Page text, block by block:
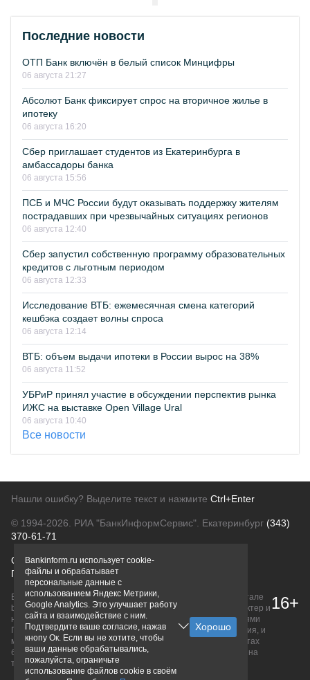
Последние новости
ОТП Банк включён в белый список Минцифры
06 августа 21:27
Абсолют Банк фиксирует спрос на вторичное жилье в
ипотеку
06 августа 16:20
Сбер приглашает студентов из Екатеринбурга в
амбассадоры банка
06 августа 15:56
ПСБ и МЧС России будут оказывать поддержку жителям
пострадавших при чрезвычайных ситуациях регионов
06 августа 12:40
Сбер запустил собственную программу образовательных
кредитов с льготным периодом
06 августа 12:33
Исследование ВТБ: ежемесячная смена категорий
кешбэка создает волны спроса
06 августа 12:14
ВТБ: объем выдачи ипотеки в России вырос на 38%
06 августа 11:52
УБРиР принял участие в обсуждении перспектив рынка
ИЖС на выставке Open Village Ural
06 августа 10:40
Все новости
Нашли ошибку? Выделите текст и нажмите Ctrl+Enter
© 1994-2026. РИА "БанкИнформСервис". Екатеринбург (343)
370-61-71
О проектеПолитика конфиденциальности
Правовая информацияДля рекламодателей
Вся информация о продуктах банков, размещенная на портале
bankinform.ru, носит исключительно ознакомительный характер и
не является публичной офертой, определяемой положениями
ГК РФ. Информация не содержит точного и полного описания, и
может быть изменена. Конечные условия уточняйте на сайтах
банков или при личном обращении. Исключительное право на
товарные знаки принадлежит их правообладателям.
16+
Bankinform.ru использует cookie-
файлы и обрабатывает
персональные данные с
использованием Яндекс Метрики,
Google Analytics. Это улучшает работу
сайта и взаимодействие с ним.
Подтвердите ваше согласие, нажав
кнопу Ок. Если вы не хотите, чтобы
ваши данные обрабатывались,
пожалуйста, ограничьте
использование файлов cookie в своём